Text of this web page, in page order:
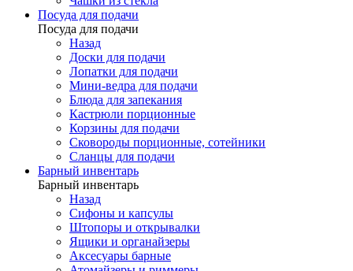
Посуда для подачи
Посуда для подачи
Назад
Доски для подачи
Лопатки для подачи
Мини-ведра для подачи
Блюда для запекания
Кастрюли порционные
Корзины для подачи
Сковороды порционные, сотейники
Сланцы для подачи
Барный инвентарь
Барный инвентарь
Назад
Сифоны и капсулы
Штопоры и открывалки
Ящики и органайзеры
Аксесуары барные